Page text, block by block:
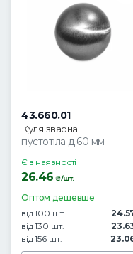
43.660.01
Куля зварна
пустотіла д.60 мм
Є в наявності
26.46 ₴/шт.
Оптом дешевше
від 100 шт.
від 130 шт.
від 156 шт.